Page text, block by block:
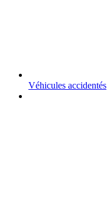
Véhicules accidentés